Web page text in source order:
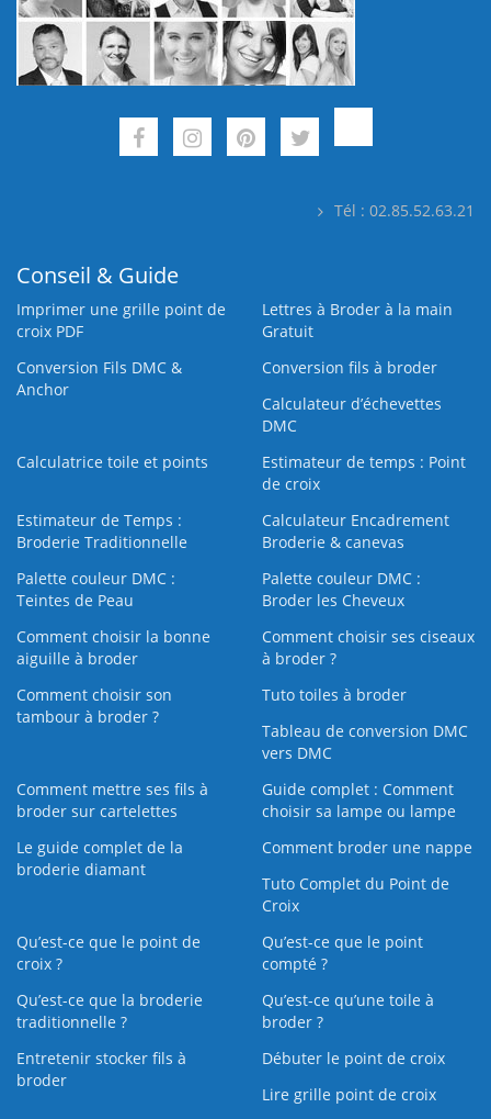
Tél : 02.85.52.63.21
Conseil & Guide
Imprimer une grille point de
croix PDF
Lettres à Broder à la main
Gratuit
Conversion Fils DMC &
Anchor
Conversion fils à broder
Calculateur d’échevettes
DMC
Calculatrice toile et points
Estimateur de temps : Point
de croix
Estimateur de Temps :
Broderie Traditionnelle
Calculateur Encadrement
Broderie & canevas
Palette couleur DMC :
Teintes de Peau
Palette couleur DMC :
Broder les Cheveux
Comment choisir la bonne
aiguille à broder
Comment choisir ses ciseaux
à broder ?
Comment choisir son
tambour à broder ?
Tuto toiles à broder
Tableau de conversion DMC
vers DMC
Comment mettre ses fils à
broder sur cartelettes
Guide complet : Comment
choisir sa lampe ou lampe
Le guide complet de la
broderie diamant
Comment broder une nappe
Tuto Complet du Point de
Croix
Qu’est-ce que le point de
croix ?
Qu’est-ce que le point
compté ?
Qu’est-ce que la broderie
traditionnelle ?
Qu’est‑ce qu’une toile à
broder ?
Entretenir stocker fils à
broder
Débuter le point de croix
Lire grille point de croix